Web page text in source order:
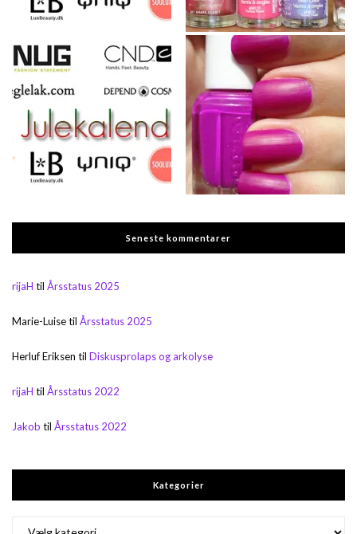
Seneste kommentarer
rijaH til Årsstatus 2025
Marie-Luisetil Årsstatus 2025
Herluf Eriksen til Diskusprolaps og arkolyse
rijaH til Årsstatus 2022
Jakob til Årsstatus 2022
Kategorier